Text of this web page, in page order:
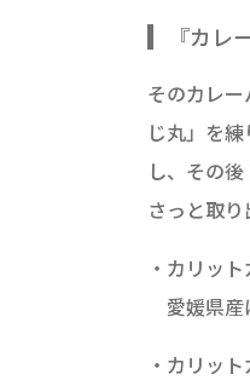
『カ
そのカレ
じ丸」を
し、その
さっと取
・カリッ
愛媛県産
・カリッ